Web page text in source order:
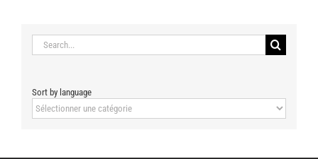
Search
for:
Sort by language
Sort
by